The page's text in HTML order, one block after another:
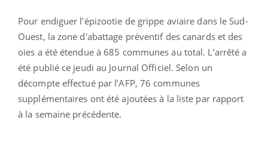
Pour endiguer l'épizootie de grippe aviaire dans le Sud-
Ouest, la zone d'abattage préventif des canards et des
oies a été étendue à 685 communes au total. L’arrêté a
été publié ce jeudi au Journal Officiel. Selon un
décompte effectué par l’AFP, 76 communes
supplémentaires ont été ajoutées à la liste par rapport
à la semaine précédente.